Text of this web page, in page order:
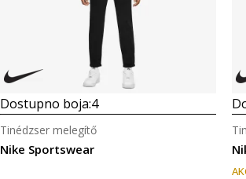
Dostupno boja:4
Nike Sportswear
Tinédzser melegítő